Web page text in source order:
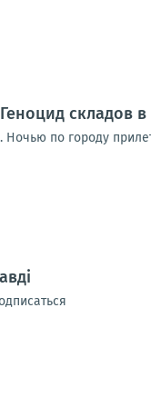
складов
Ночью по городу